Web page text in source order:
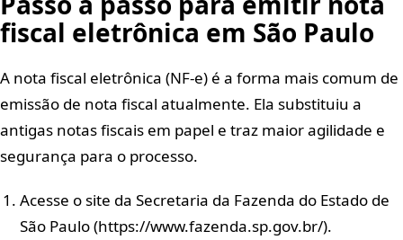
fiscal eletrônica em São Paulo
A nota fiscal eletrônica (NF-e) é a forma mais comum de
emissão de nota fiscal atualmente. Ela substituiu a
antigas notas fiscais em papel e traz maior agilidade e
segurança para o processo.
Acesse o site da Secretaria da Fazenda do Estado de
São Paulo (https://www.fazenda.sp.gov.br/).